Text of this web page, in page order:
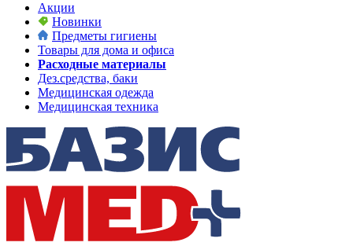
Акции
Новинки
Предметы гигиены
Товары для дома и офиса
Расходные материалы
Дез.средства, баки
Медицинская одежда
Медицинская техника